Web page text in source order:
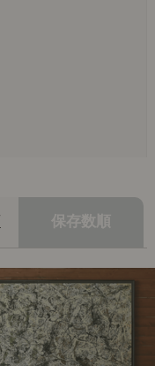
保存数順